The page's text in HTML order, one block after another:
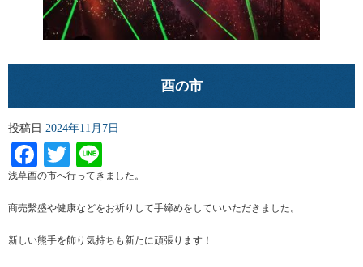
酉の市
投稿日 2024年11月7日
Facebook
Twitter
浅草酉の市へ行ってきました。
商売繫盛や健康などをお祈りして手締めをしていいただきました。
新しい熊手を飾り気持ちも新たに頑張ります！